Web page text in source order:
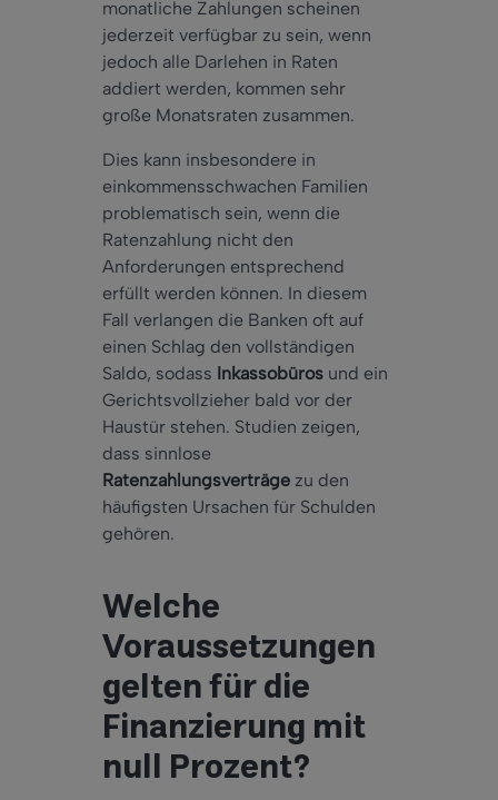
monatliche Zahlungen scheinen
jederzeit verfügbar zu sein, wenn
jedoch alle Darlehen in Raten
addiert werden, kommen sehr
große Monatsraten zusammen.
Dies kann insbesondere in
einkommensschwachen Familien
problematisch sein, wenn die
Ratenzahlung nicht den
Anforderungen entsprechend
erfüllt werden können. In diesem
Fall verlangen die Banken oft auf
einen Schlag den vollständigen
Saldo, sodass Inkassobüros und ein
Gerichtsvollzieher bald vor der
Haustür stehen. Studien zeigen,
dass sinnlose
Ratenzahlungsverträge zu den
häufigsten Ursachen für Schulden
gehören.
Welche
Voraussetzungen
gelten für die
Finanzierung mit
null Prozent?